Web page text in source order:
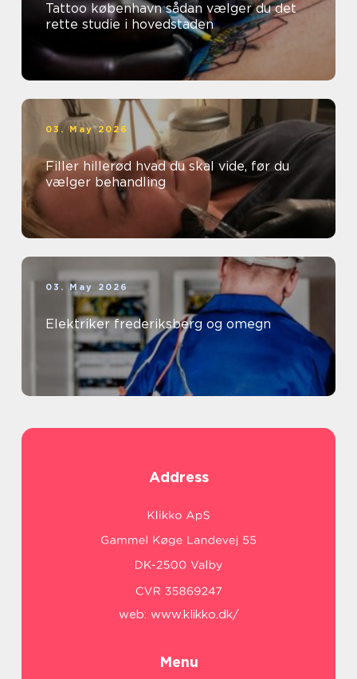
Tattoo københavn sådan vælger du det
rette studie i hovedstaden
03. May 2026
Filler hillerød hvad du skal vide, før du
vælger behandling
03. May 2026
Elektriker frederiksberg og omegn
Address
web: www.klikko.dk/
Menu